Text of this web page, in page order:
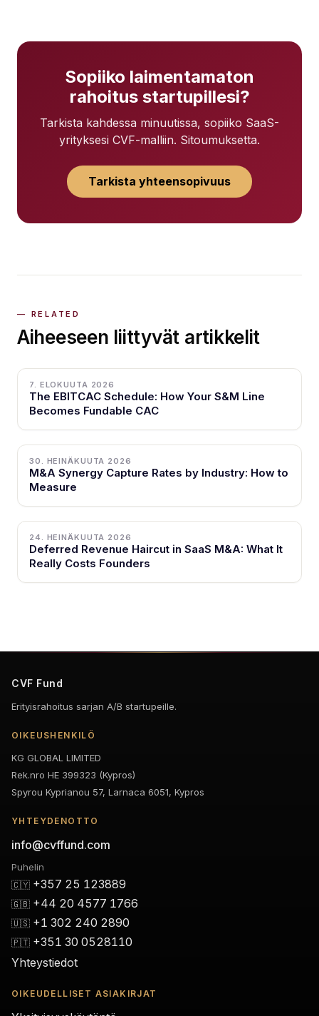
Sopiiko laimentamaton
rahoitus startupillesi?
Tarkista kahdessa minuutissa, sopiiko SaaS-
yrityksesi CVF-malliin. Sitoumuksetta.
Tarkista yhteensopivuus
Aiheeseen liittyvät artikkelit
7. ELOKUUTA 2026
The EBITCAC Schedule: How Your S&M Line
Becomes Fundable CAC
30. HEINÄKUUTA 2026
M&A Synergy Capture Rates by Industry: How to
Measure
24. HEINÄKUUTA 2026
Deferred Revenue Haircut in SaaS M&A: What It
Really Costs Founders
CVF Fund
Erityisrahoitus sarjan A/B startupeille.
OIKEUSHENKILÖ
KG GLOBAL LIMITED
Rek.nro HE 399323 (Kypros)
Spyrou Kyprianou 57, Larnaca 6051, Kypros
YHTEYDENOTTO
info@cvffund.com
Puhelin
🇨🇾 +357 25 123889
🇬🇧 +44 20 4577 1766
🇺🇸 +1 302 240 2890
🇵🇹 +351 30 0528110
Yhteystiedot
OIKEUDELLISET ASIAKIRJAT